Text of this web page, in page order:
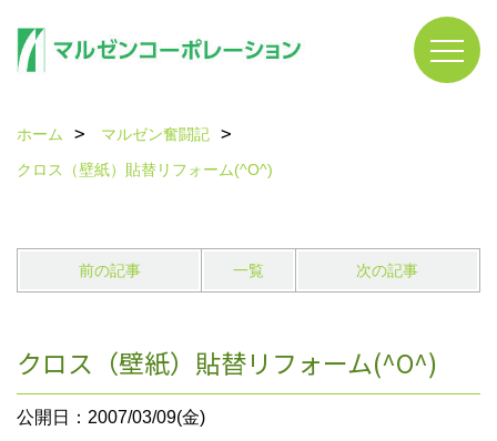
ホーム
マルゼン奮闘記
クロス（壁紙）貼替リフォーム(^O^)
前の記事 一覧 次の記事
クロス（壁紙）貼替リフォーム(^O^)
公開日：2007/03/09(金)